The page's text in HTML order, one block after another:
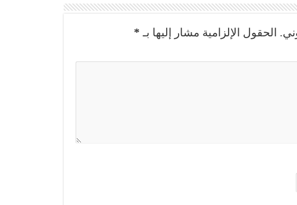
الحقول الإلزامية مشار إليها بـ *